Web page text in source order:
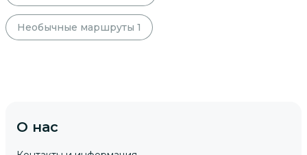
Необычные маршруты 1
О нас